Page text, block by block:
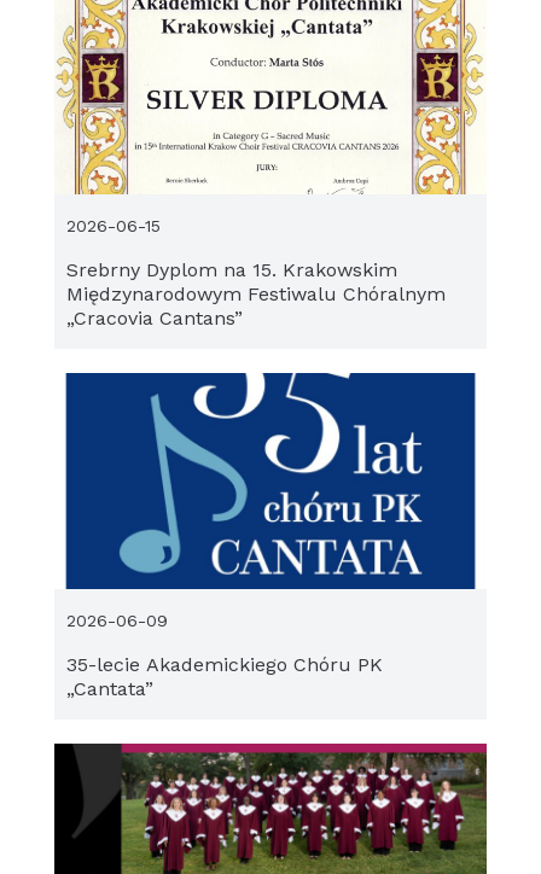
Srebrny Dyplom na 15. Krakowskim
Międzynarodowym Festiwalu Chóralnym
„Cracovia Cantans”
2026-06-15
35-lecie Akademickiego Chóru PK
„Cantata”
2026-06-09